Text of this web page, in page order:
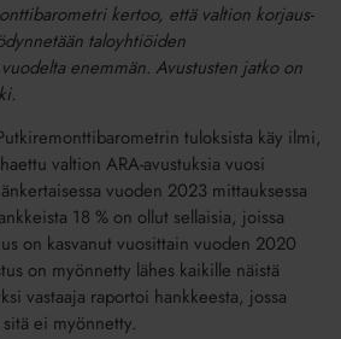
kertoo, että valtion korjaus-
taloyhtiöiden
enemmän. Avustusten jatko on
tuloksista käy ilmi,
valtion ARA-avustuksia vuosi
vuoden 2023 mittauksessa
18 % on ollut sellaisia, joissa
on kasvanut vuosittain vuoden 2020
on myönnetty lähes kaikille näistä
vastaaja raportoi hankkeesta, jossa
ei myönnetty.